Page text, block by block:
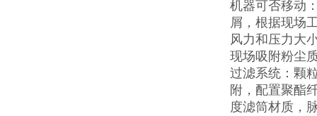
机器可否移动
屑，根据现场
风力和压力大
现场吸附粉尘
过滤系统：颗
附，配置聚酯
度滤筒材质，